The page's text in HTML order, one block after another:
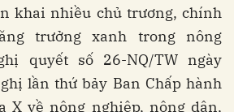
khai nhiều chủ trương, chính
trưởng xanh trong nông
quyết số 26-NQ/TW ngày
lần thứ bảy Ban Chấp hành
X về nông nghiệp, nông dân,